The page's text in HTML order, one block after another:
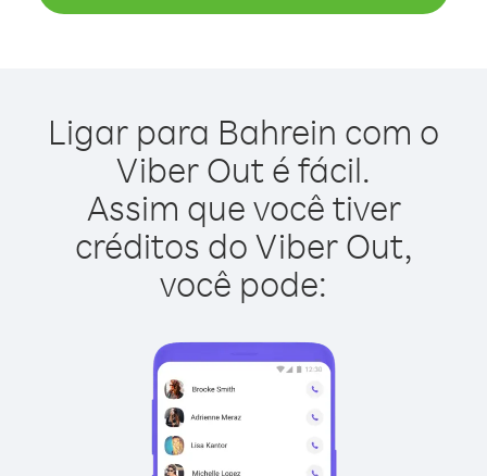
Ligar para Bahrein com o
Viber Out é fácil.
Assim que você tiver
créditos do Viber Out,
você pode: